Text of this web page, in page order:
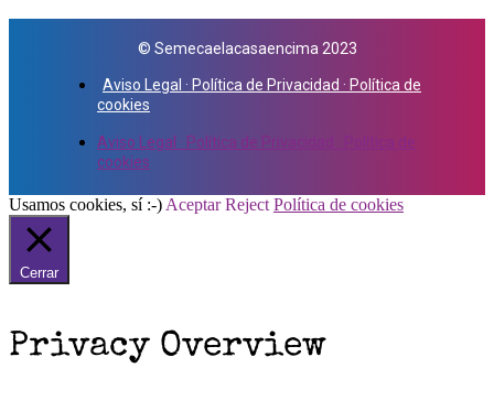
© Semecaelacasaencima 2023
Aviso Legal · Política de Privacidad · Política de
cookies
Aviso Legal · Política de Privacidad · Política de
cookies
Usamos cookies, sí :-) Aceptar Reject Política de cookies
Cerrar
Privacy Overview